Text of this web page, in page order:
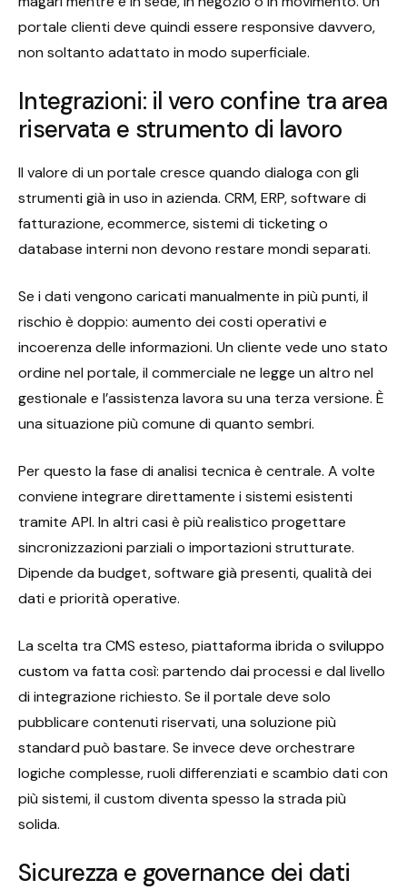
portale clienti deve quindi essere responsive davvero,
non soltanto adattato in modo superficiale.
Integrazioni: il vero confine tra area
riservata e strumento di lavoro
Il valore di un portale cresce quando dialoga con gli
strumenti già in uso in azienda. CRM, ERP, software di
fatturazione, ecommerce, sistemi di ticketing o
database interni non devono restare mondi separati.
Se i dati vengono caricati manualmente in più punti, il
rischio è doppio: aumento dei costi operativi e
incoerenza delle informazioni. Un cliente vede uno stato
ordine nel portale, il commerciale ne legge un altro nel
gestionale e l’assistenza lavora su una terza versione. È
una situazione più comune di quanto sembri.
Per questo la fase di analisi tecnica è centrale. A volte
conviene integrare direttamente i sistemi esistenti
tramite API. In altri casi è più realistico progettare
sincronizzazioni parziali o importazioni strutturate.
Dipende da budget, software già presenti, qualità dei
dati e priorità operative.
La scelta tra CMS esteso, piattaforma ibrida o sviluppo
customva fatta così: partendo dai processi e dal livello
di integrazione richiesto. Se il portale deve solo
pubblicare contenuti riservati, una soluzione più
standard può bastare. Se invece deve orchestrare
logiche complesse, ruoli differenziati e scambio dati con
più sistemi, il custom diventa spesso la strada più
solida.
Sicurezza e governance dei dati